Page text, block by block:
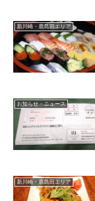
新川崎・鹿島田エリア
お知らせ・ニュース
新川崎・鹿島田エリア